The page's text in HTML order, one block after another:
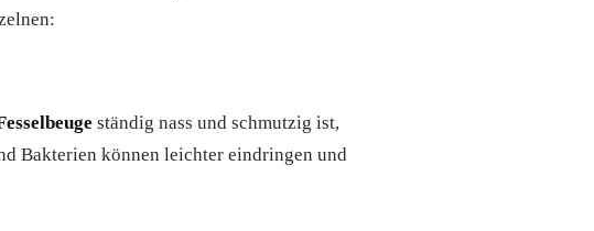
ständig nass und schmutzig ist,
Bakterien können leichter eindringen und